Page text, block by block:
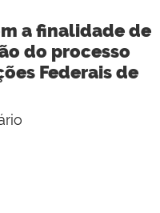
a finalidade de
do processo
Federais de